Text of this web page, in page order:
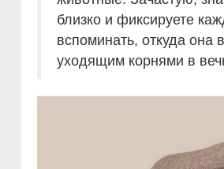
близко и фиксируете
вспоминать, откуда
уходящим корнями в